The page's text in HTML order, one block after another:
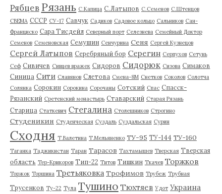
Рябцев Рязань С.Капица С.Латыпов С.Семенов С.Штенцов
СВЕМА СССР СУ-17 Савчук Садиков Садовое кольцо Сальников Сан-
Франциско Сара Тисдейл Северный порт Селезнева Семейный Доктор
Семенов Семеновская Семушин Сенчурина Сеня Сергей Кузнецов
Сергей Латыпов Серебряный бор Серегин Серпухов Сетунь
Сеф Сивичев Сивцев вражек Сидоров Сидорюк Сизова Симаков
Синица Сити Славянов Слетова Смена-8М Снетков Соколов Солотча
Солянка Сорокин Сорокина Сорочаны Сотский Спас Спасск-
Рязанский Сретенский монастырь Ставарский Старая Рязань
Старица Статкевич Стегалина Столешников Строгино
Студеникин Студенческая Суздаль Суздальская Сурин
Сходня Т.Валетина Т.Мельяненко ТУ-95 ТУ-144 ТУ-160
Таганка Таджикистан Таран Тарасов Тахтамышев Тверская Тверская
область Тер-Крикоров Тип-22 Титов Тишкин Ткачев Торжков
Торжок Торшина Третьяковка Трофимов Трубеж Трубная
Трусенков Ту-22 Тула Тушино Тюхтяев Удот Украина